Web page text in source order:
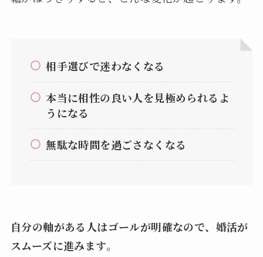
相手選びで迷わなくなる
本当に相性の良い人を見極められるよ
うになる
無駄な時間を過ごさなくなる
自分の軸がある人はゴールが明確なので、婚活が
スムーズに進みます。